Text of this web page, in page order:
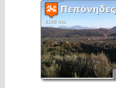
Πεπόνηδες
3108 hits